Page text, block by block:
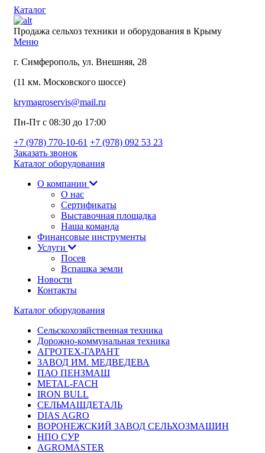
Каталог
Продажа сельхоз техники и оборудования в Крыму
Меню
г. Симферополь, ул. Внешняя, 28
(11 км. Московского шоссе)
krymagroservis@mail.ru
Пн-Пт с 08:30 до 17:00
+7 (978) 770-10-61 +7 (978) 092 53 23
Заказать звонок
Каталог оборудования
О компании
О нас
Сертификаты
Выставочная площадка
Наша команда
Финансовые инструменты
Услуги
Посев
Вспашка земли
Новости
Контакты
Каталог оборудования
Сельскохозяйственная техника
Дорожно-коммунальная техника
АГРОТЕХ-ГАРАНТ
ЗАВОД ИМ. МЕДВЕДЕВА
ПАО ПЕНЗМАШ
METAL-FACH
IRON BULL
СЕЛЬМАШДЕТАЛЬ
DIAS AGRO
ВОРОНЕЖСКИЙ ЗАВОД СЕЛЬХОЗМАШИН
НПО СУР
AGROMASTER